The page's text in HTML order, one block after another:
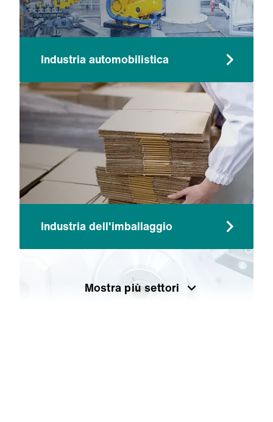
Industria automobilistica
Industria dell'imballaggio
Mostra più settori